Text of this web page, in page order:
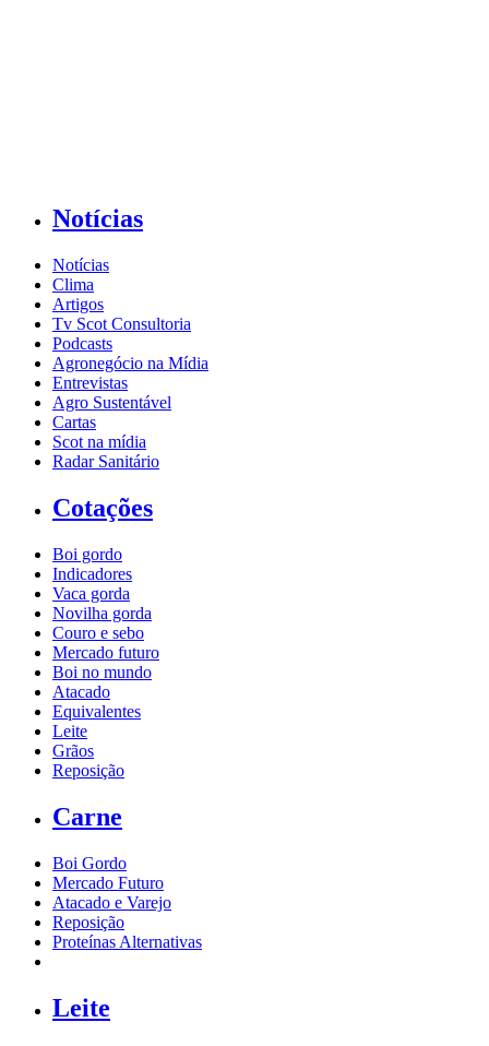
Notícias
Notícias
Clima
Artigos
Tv Scot Consultoria
Podcasts
Agronegócio na Mídia
Entrevistas
Agro Sustentável
Cartas
Scot na mídia
Radar Sanitário
Cotações
Boi gordo
Indicadores
Vaca gorda
Novilha gorda
Couro e sebo
Mercado futuro
Boi no mundo
Atacado
Equivalentes
Leite
Grãos
Reposição
Carne
Boi Gordo
Mercado Futuro
Atacado e Varejo
Reposição
Proteínas Alternativas
Leite